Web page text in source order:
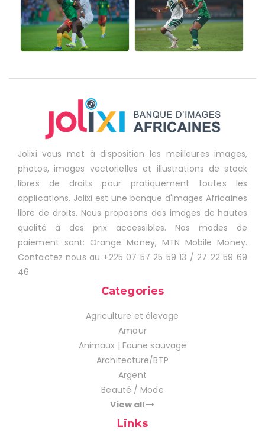
Jolixi vous met à disposition les meilleures images,
photos, images vectorielles et illustrations de stock
libres de droits pour pratiquement toutes les
applications. Jolixi est une banque d'Images Africaines
libre de droits. Nous proposons des images de hautes
qualité à des prix accessibles. Nos modes de
paiement sont: Orange Money, MTN Mobile Money.
Contactez nous au +225 07 57 25 59 13 / 27 22 59 69
46
Categories
Agriculture et élevage
Amour
Animaux | Faune sauvage
Architecture/BTP
Argent
Beauté / Mode
View all
Links